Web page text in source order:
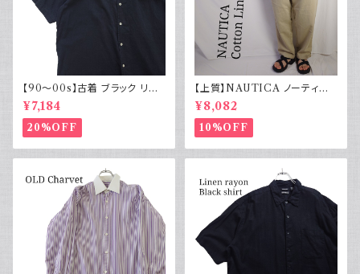
【90～00s】古着 ブラック リネ
ンコットンシャツ 黒 ボックスシ
ルエット
¥7,184
20%OFF
【上質】NAUTICA ノーティカ
コットンリネンパンツ ツータック
¥8,082
10%OFF